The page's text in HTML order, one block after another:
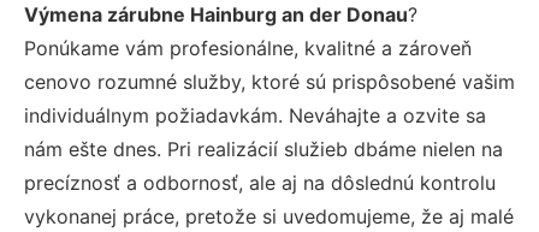
Výmena zárubne Hainburg an der Donau?
Ponúkame vám profesionálne, kvalitné a zároveň
cenovo rozumné služby, ktoré sú prispôsobené vašim
individuálnym požiadavkám. Neváhajte a ozvite sa
nám ešte dnes. Pri realizácií služieb dbáme nielen na
precíznosť a odbornosť, ale aj na dôslednú kontrolu
vykonanej práce, pretože si uvedomujeme, že aj malé